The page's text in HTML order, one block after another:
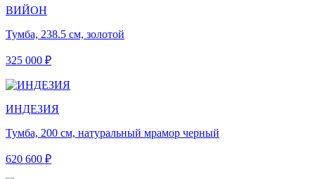
ВИЙОН
Тумба, 238.5 см, золотой
325 000 ₽
ИНДЕЗИЯ
Тумба, 200 см, натуральный мрамор черный
620 600 ₽